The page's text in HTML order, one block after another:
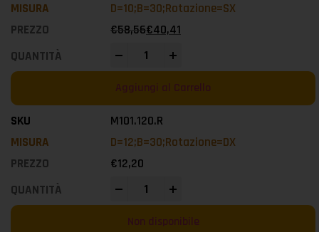
D=10;B=30;Rotazione=SX
€58,56€40,41
Aggiungi al Carrello
M101.120.R
D=12;B=30;Rotazione=DX
€12,20
Non disponibile